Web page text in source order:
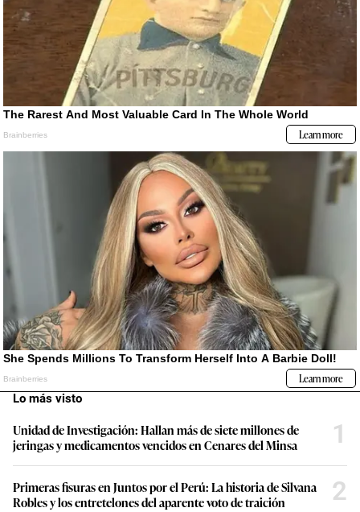
Lo más visto
Unidad de Investigación: Hallan más de siete millones de
jeringas y medicamentos vencidos en Cenares del Minsa
1
Primeras fisuras en Juntos por el Perú: La historia de Silvana
Robles y los entretelones del aparente voto de traición
2